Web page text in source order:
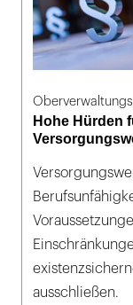
Hohe Hürden
ausschließen.